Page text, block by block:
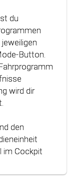
du
Button.
wird dir
den
im Cockpit
genutzt